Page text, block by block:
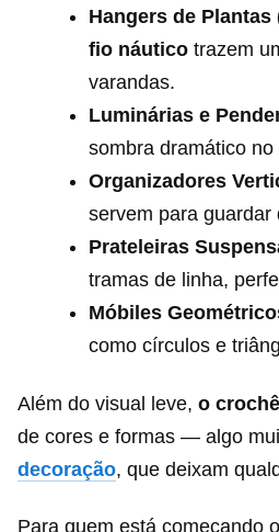
Hangers de Plantas
fio náutico trazem
varandas.
Luminárias e
sombra dramático
Organizadores
servem para guardar
Prateleiras
tramas de linha,
Móbiles
como círculos e
Além do visual leve, o
de cores e formas — algo
decoração, que deixam
Para quem está começando